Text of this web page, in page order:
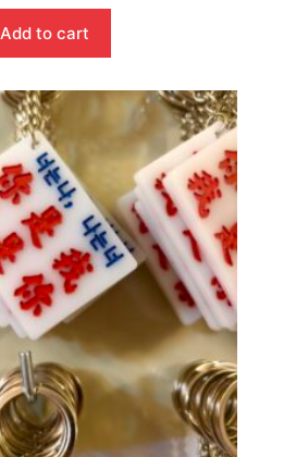
Add to cart